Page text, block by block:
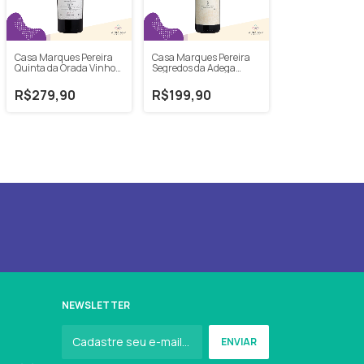
Casa Marques Pereira
Quinta da Orada Vinho
R$279,90
Casa Marques Pereira
Segredos da Adega
750ml
R$199,90
NEWSLETTER